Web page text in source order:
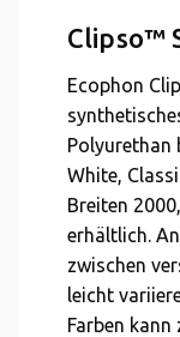
Clipso™
Ecophon
Polyurethan
White,
Breiten
erhältlich.
zwischen
leicht
Farben